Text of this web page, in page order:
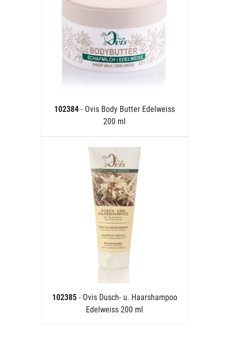
102384 - Ovis Body Butter Edelweiss
200 ml
102385 - Ovis Dusch- u. Haarshampoo
Edelweiss 200 ml